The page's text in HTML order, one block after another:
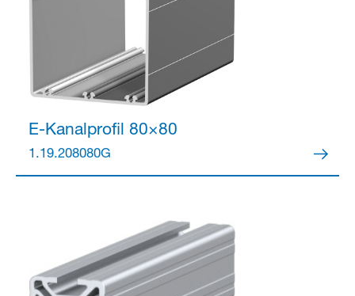
E-Kanalprofil 80×80
1.19.208080G